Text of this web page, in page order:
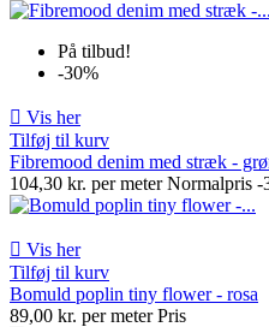
På tilbud!
-30%
 Vis her
Tilføj til kurv
Fibremood denim med stræk -
104,30 kr. per meter Normalpris -
 Vis her
Tilføj til kurv
Bomuld poplin tiny flower - rosa
89,00 kr. per meter Pris